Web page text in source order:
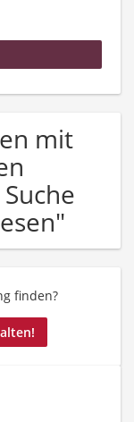
mit
finden?